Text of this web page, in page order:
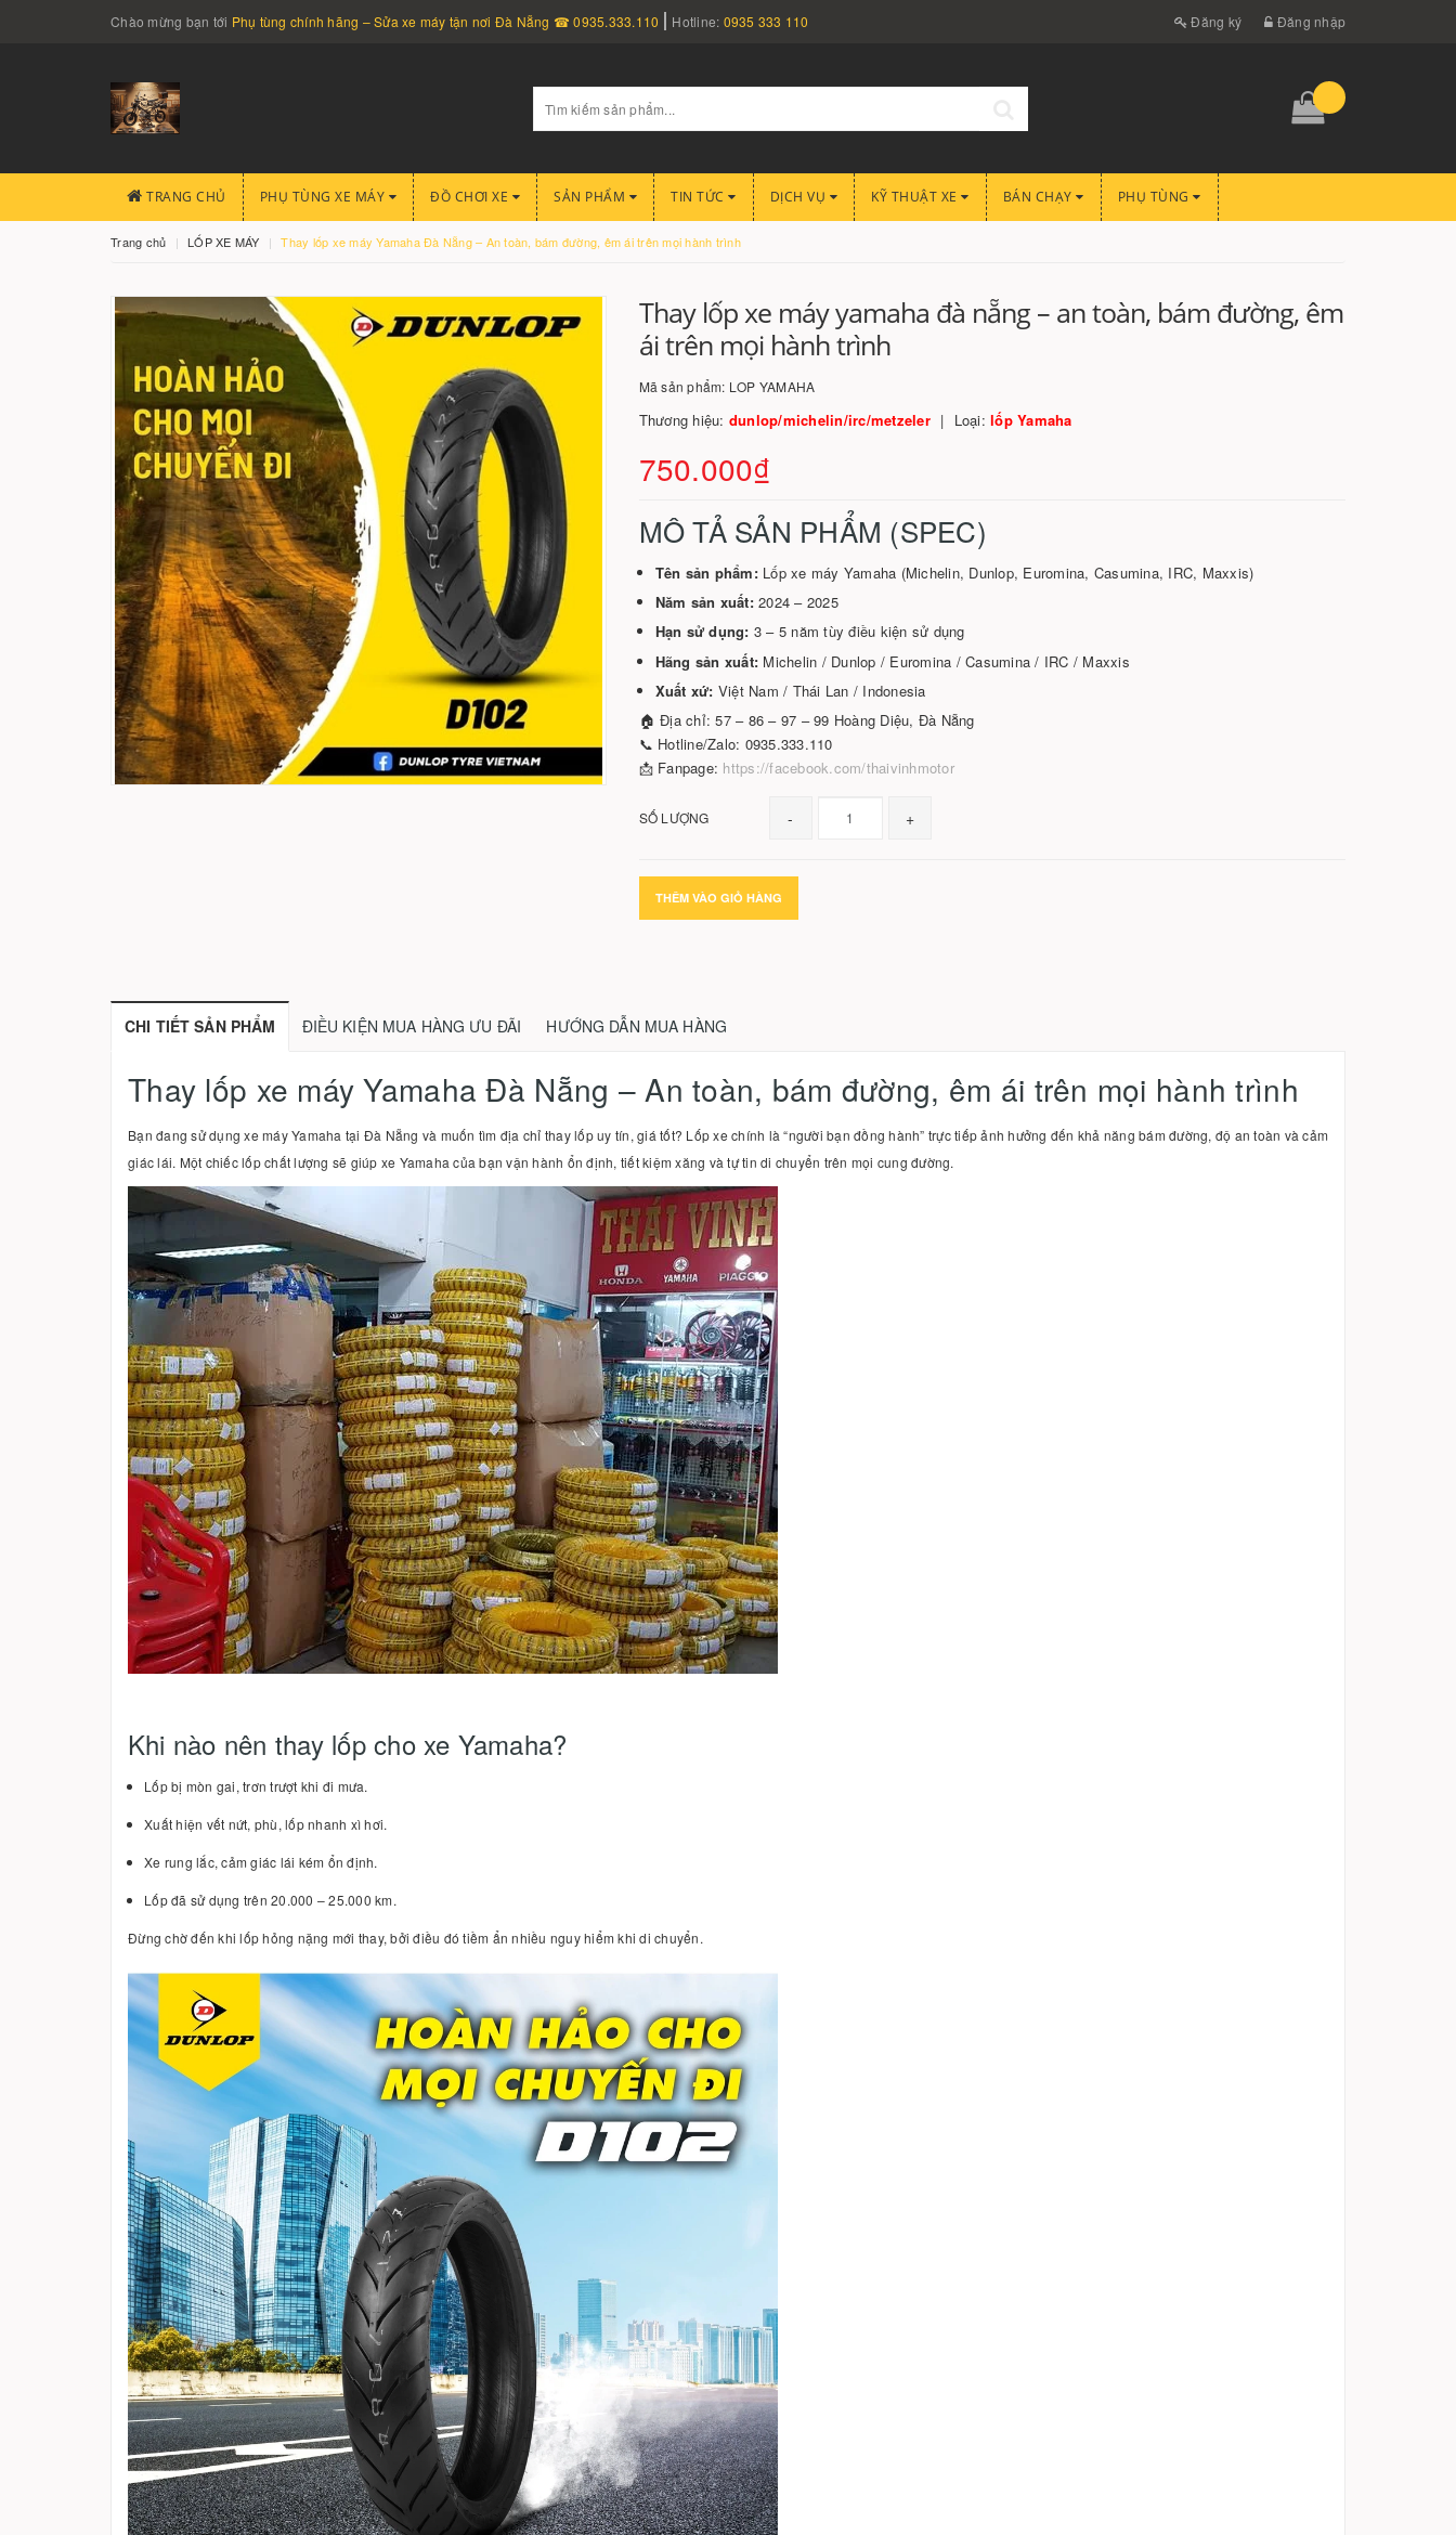
Chào mừng bạn tới Phụ tùng chính hãng – Sửa xe máy tận nơi Đà Nẵng ☎ 0935.333.110 Hotline: 0935 333 110 Đăng ký Đăng nhập
TRANG CHỦ PHỤ TÙNG XE MÁY ĐỒ CHƠI XE SẢN PHẨM TIN TỨC DỊCH VỤ KỸ THUẬT XE BÁN CHẠY PHỤ TÙNG
Trang chủ LỐP XE MÁY Thay lốp xe máy Yamaha Đà Nẵng – An toàn, bám đường, êm ái trên mọi hành trình
Thay lốp xe máy yamaha đà nẵng – an toàn, bám đường, êm
ái trên mọi hành trình
Mã sản phẩm: LOP YAMAHA
Thương hiệu: dunlop/michelin/irc/metzeler Loại: lốp Yamaha
750.000₫
MÔ TẢ SẢN PHẨM (SPEC)
Tên sản phẩm:Lốp xe máy Yamaha (Michelin, Dunlop, Euromina, Casumina, IRC, Maxxis)
Năm sản xuất:2024 – 2025
Hạn sử dụng: 3 – 5 năm tùy điều kiện sử dụng
Hãng sản xuất: Michelin / Dunlop / Euromina / Casumina / IRC / Maxxis
Xuất xứ: Việt Nam / Thái Lan / Indonesia
🏠 Địa chỉ: 57 – 86 – 97 – 99 Hoàng Diệu, Đà Nẵng
📞 Hotline/Zalo: 0935.333.110
📩 Fanpage: https://facebook.com/thaivinhmotor
SỐ LƯỢNG - +
THÊM VÀO GIỎ HÀNG
CHI TIẾT SẢN PHẨM ĐIỀU KIỆN MUA HÀNG ƯU ĐÃI HƯỚNG DẪN MUA HÀNG
Thay lốp xe máy Yamaha Đà Nẵng – An toàn, bám đường, êm ái trên mọi hành trình
Bạn đang sử dụng xe máy Yamaha tại Đà Nẵng và muốn tìm địa chỉ thay lốp uy tín, giá tốt? Lốp xe chính là “người bạn đồng hành” trực tiếp ảnh hưởng đến khả năng bám đường, độ an toàn và cảm
giác lái. Một chiếc lốp chất lượng sẽ giúp xe Yamaha của bạn vận hành ổn định, tiết kiệm xăng và tự tin di chuyển trên mọi cung đường.
Khi nào nên thay lốp cho xe Yamaha?
Lốp bị mòn gai, trơn trượt khi đi mưa.
Xuất hiện vết nứt, phù, lốp nhanh xì hơi.
Xe rung lắc, cảm giác lái kém ổn định.
Lốp đã sử dụng trên 20.000 – 25.000 km.
Đừng chờ đến khi lốp hỏng nặng mới thay, bởi điều đó tiềm ẩn nhiều nguy hiểm khi di chuyển.